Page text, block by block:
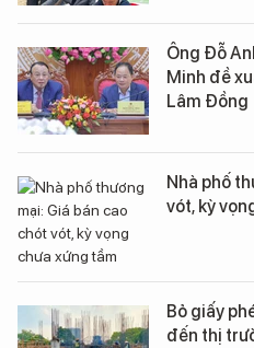
Ông Đỗ
Minh đề
Lâm Đồng
Nhà phố
vót, kỳ
Bỏ giấy
đến thị